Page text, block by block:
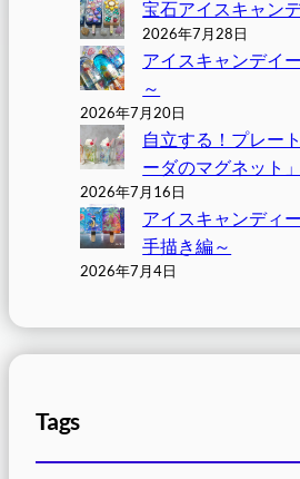
宝石アイスキャン
2026年7月28日
アイスキャンデイ
～
2026年7月20日
自立する！プレー
ーダのマグネット」
2026年7月16日
アイスキャンディ
手描き編～
2026年7月4日
Tags